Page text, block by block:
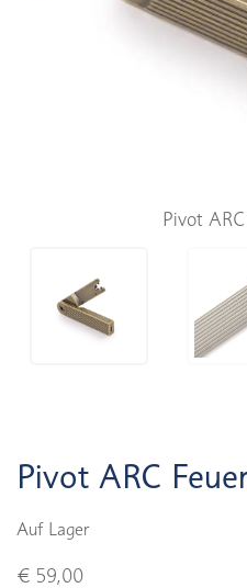
Pivot
Pivot ARC
Auf Lager
€ 59,00